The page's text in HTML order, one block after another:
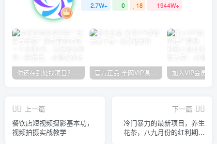
2.7W+ 0 18 1944W+
你还在到处找项目？还在当韭菜？我却靠卖项目一个月赚5万，曾经我也和你一样懵懂。 官方正品 全网VIP课程 无损下载~
上一篇
餐饮店短视频摄影基本功，
视频拍摄实战教学
下一篇
冷门暴力的最新项目，养生
花茶，八九月份的红利期马